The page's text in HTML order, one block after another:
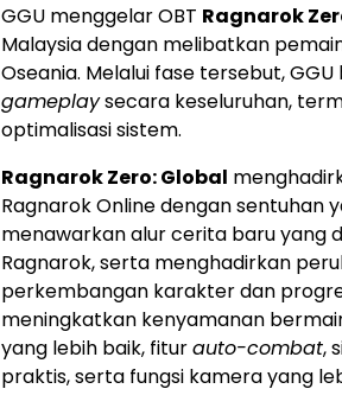
GGU menggelar OBT Ragnarok
Malaysia dengan melibatkan
Oseania. Melalui fase tersebut,
gameplaysecara keseluruhan,
optimalisasi sistem.
Ragnarok Zero: Global
Ragnarok Online dengan sentuhan
menawarkan alur cerita baru yang
Ragnarok, serta menghadirkan
perkembangan karakter dan
meningkatkan kenyamanan
yang lebih baik, fiturauto-combat,
praktis, serta fungsi kamera yang